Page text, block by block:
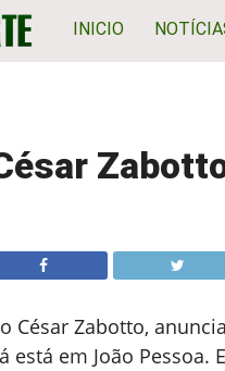
INICIO
César Zabotto,
está em João